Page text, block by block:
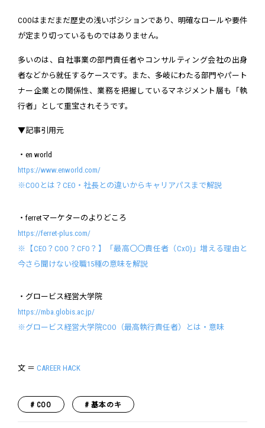
COOはまだまだ歴史の浅いポジションであり、明確なロールや要件
が定まり切っているものではありません。
多いのは、自社事業の部門責任者やコンサルティング会社の出身
者などから就任するケースです。また、多岐にわたる部門やパート
ナー企業との関係性、業務を把握しているマネジメント層も「執
行者」として重宝されそうです。
▼記事引用元
・en world
https://www.enworld.com/
※COOとは？CEO・社長との違いからキャリアパスまで解説
・ferretマーケターのよりどころ
https://ferret-plus.com/
※【CEO？COO？CFO？】「最高〇〇責任者（CxO)」増える理由と
今さら聞けない役職15種の意味を解説
・グロービス経営大学院
https://mba.globis.ac.jp/
※グロービス経営大学院COO（最高執行責任者）とは・意味
文 ＝ CAREER HACK
COO 基本のキ